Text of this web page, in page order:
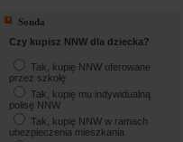
Sonda
Czy kupisz NNW dla dziecka?
Tak, kupię NNW oferowane
przez szkołę
Tak, kupię mu indywidualną
polisę NNW
Tak, kupię NNW w ramach
ubezpieczenia mieszkania